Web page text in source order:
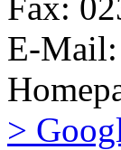
E-Mail:
>